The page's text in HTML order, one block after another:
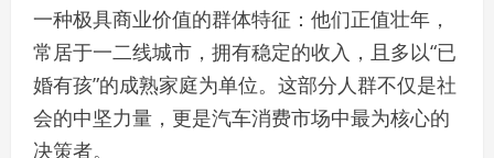
一种极具商业价值的群体特征：他们正值壮年，
常居于一二线城市，拥有稳定的收入，且多以“已
婚有孩”的成熟家庭为单位。这部分人群不仅是社
会的中坚力量，更是汽车消费市场中最为核心的
决策者。